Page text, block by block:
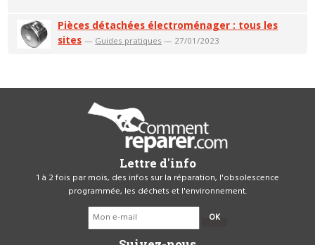
Pièces détachées électroménager : tous les
sites — Guides pratiques — 27/01/2023
Lettre d'info
1 à 2 fois par mois, des infos sur la réparation, l'obsolescence
programmée, les déchets et l'environnement.
OK